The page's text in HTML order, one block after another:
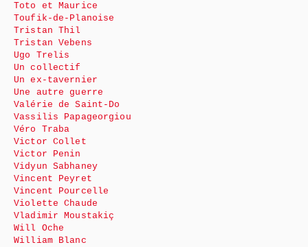
Toto et Maurice
Toufik-de-Planoise
Tristan Thil
Tristan Vebens
Ugo Trelis
Un collectif
Un ex-tavernier
Une autre guerre
Valérie de Saint-Do
Vassilis Papageorgiou
Véro Traba
Victor Collet
Victor Penin
Vidyun Sabhaney
Vincent Peyret
Vincent Pourcelle
Violette Chaude
Vladimir Moustakiç
Will Oche
William Blanc